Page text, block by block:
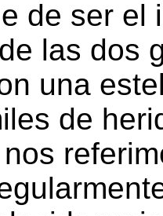
de ser el
las dos
una
de